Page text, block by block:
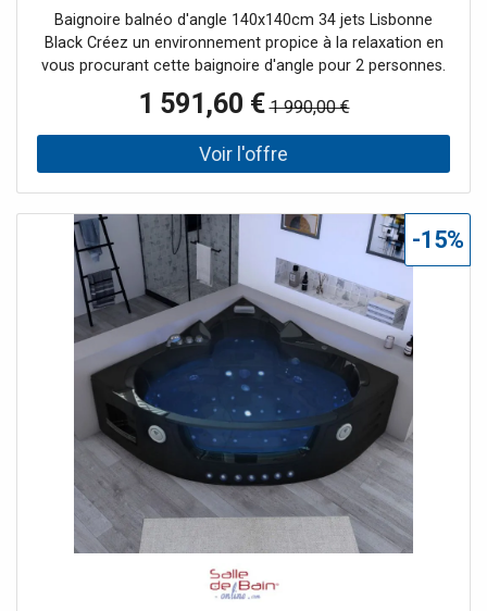
Baignoire balnéo d'angle 140x140cm 34 jets Lisbonne
Black Créez un environnement propice à la relaxation en
vous procurant cette baignoire d'angle pour 2 personnes.
Très pratique, cette baignoire balnéo LISBONNE
s'intégrera facilement dans votre salle de bain avec sa
forme et sa taille. Installez-vous confortablement dans
l'une des deux places de cette baignoire balnéo d'angle de
de cuve, en jets dorsaux et latéraux, mais également au
niveau des cervicales, pour un massage très appréciable !
Cette baignoire d'angle pour 2 personnes se remplit par
une cascade, et vous offre de jolis jeux de lumière avec
ses spots chromothérapiques. Son hublot design et ses
leds en façade donneront à votre salle de bain un esprit
très moderne. Le + : Sa cascade en escalier
1 591,60 € 1 990,00 €
-15%